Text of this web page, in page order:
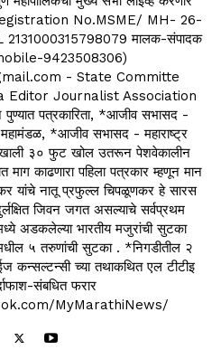
No.MSME/ MH- 26-
मालक-संपादक
9423508306)
- State Committe
Editor Journalist Association
पत्रकारिता, *आजीव सभासद -
महामंडळ, *आजीव सभासद - महाराष्ट्र
३० फुट खोल उतरून पेशवेकालीन
माग काढणारा पहिला पत्रकार म्हणून मान
यांचे नातू प्रफुल्ल चिपळूणकर हे सारस
जिवन जगत असल्याचे सर्वप्रथम
अडकलेल्या भारतीय मजुरांची सुटका
मधील ५ तरुणांची सुटका . *निगडीतील २
कन्सल्टन्सी च्या तथाकथित एल टीटीइ
संबधित फरार
MyMarathiNews/